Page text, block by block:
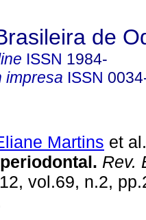
de
ISSN 1984-
impresa ISSN
Martins et al.
. Rev.
vol.69, n.2,